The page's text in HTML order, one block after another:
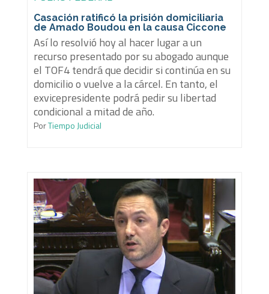
Casación ratificó la prisión domiciliaria
de Amado Boudou en la causa Ciccone
Así lo resolvió hoy al hacer lugar a un
recurso presentado por su abogado aunque
el TOF4 tendrá que decidir si continúa en su
domicilio o vuelve a la cárcel. En tanto, el
exvicepresidente podrá pedir su libertad
condicional a mitad de año.
PorTiempo Judicial